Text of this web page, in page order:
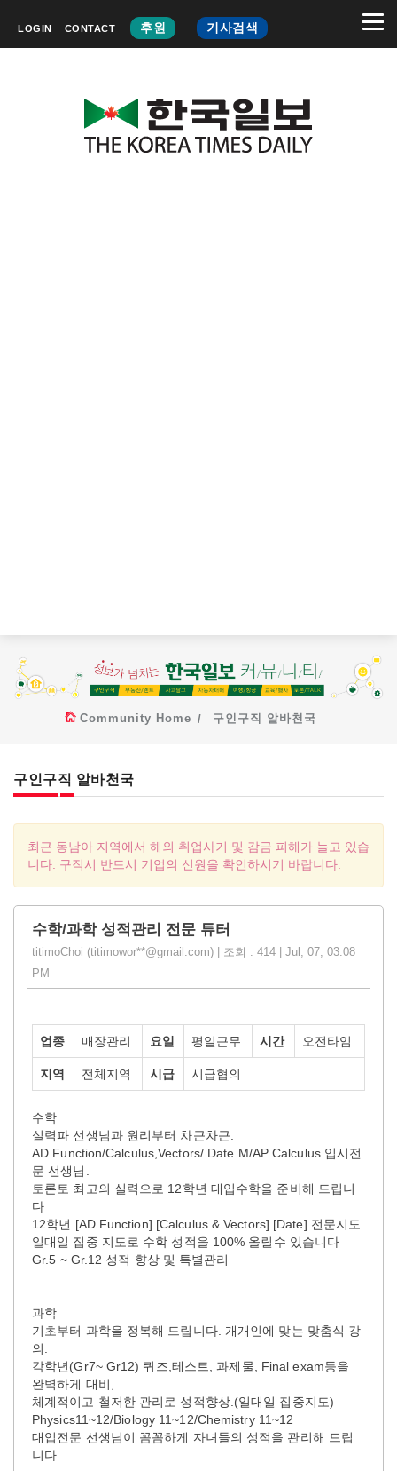
LOGIN CONTACT 후원 기사검색
Community Home 구인구직 알바천국
구인구직 알바천국
최근 동남아 지역에서 해외 취업사기 및 감금 피해가 늘고 있습
니다. 구직시 반드시 기업의 신원을 확인하시기 바랍니다.
수학/과학 성적관리 전문 튜터
titimoChoi (titimowor**@gmail.com) | 조회 : 414 | Jul, 07, 03:08
PM
업종 매장관리 요일 평일근무 시간 오전타임
지역 전체지역 시급 시급협의
수학
실력파 선생님과 원리부터 차근차근.
AD Function/Calculus,Vectors/ Date M/AP Calculus 입시전
문 선생님.
토론토 최고의 실력으로 12학년 대입수학을 준비해 드립니
다
12학년 [AD Function] [Calculus & Vectors] [Date] 전문지도
일대일 집중 지도로 수학 성적을 100% 올릴수 있습니다
Gr.5 ~ Gr.12 성적 향상 및 특별관리
과학
기초부터 과학을 정복해 드립니다. 개개인에 맞는 맞춤식 강
의.
각학년(Gr7~ Gr12) 퀴즈,테스트, 과제물, Final exam등을
완벽하게 대비,
체계적이고 철저한 관리로 성적향상.(일대일 집중지도)
Physics11~12/Biology 11~12/Chemistry 11~12
대입전문 선생님이 꼼꼼하게 자녀들의 성적을 관리해 드립
니다